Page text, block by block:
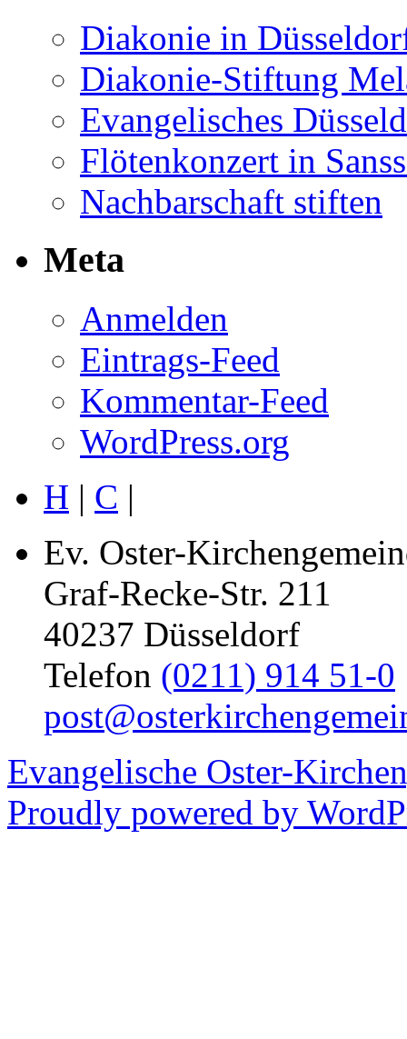
Diakonie in
Diakonie-Stiftung
Evangelisches
Flötenkonzert in
Nachbarschaft stiften
Meta
Anmelden
Eintrags-Feed
Kommentar-Feed
WordPress.org
H | C |
Ev. Oster-
Graf-Recke-Str. 211
40237 Düsseldorf
Telefon (0211) 914 51-0
Evangelische Oster-
Proudly powered by